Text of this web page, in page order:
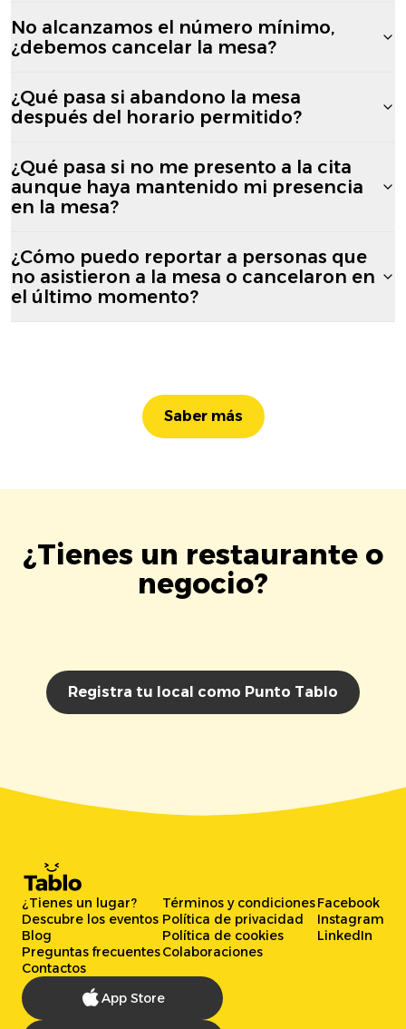
No alcanzamos el número mínimo,
¿debemos cancelar la mesa?
¿Qué pasa si abandono la mesa
después del horario permitido?
¿Qué pasa si no me presento a la cita
aunque haya mantenido mi presencia
en la mesa?
¿Cómo puedo reportar a personas que
no asistieron a la mesa o cancelaron en
el último momento?
Saber más
¿Tienes un restaurante o
negocio?
Registra tu local como Punto Tablo
¿Tienes un lugar?
Descubre los eventos
Blog
Preguntas frecuentes
Contactos
Términos y condiciones
Política de privacidad
Política de cookies
Colaboraciones
Facebook
Instagram
LinkedIn
App Store